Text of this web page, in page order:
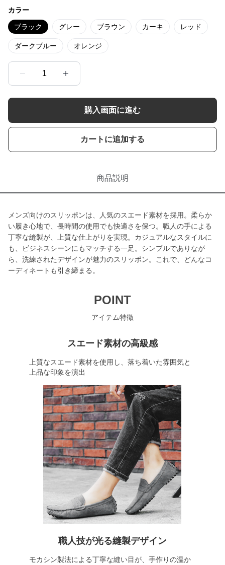
カラー
ブラック グレー ブラウン カーキ レッド
ダークブルー オレンジ
1
購入画面に進む
カートに追加する
商品説明
メンズ向けのスリッポンは、人気のスエード素材を採用。柔らか
い履き心地で、長時間の使用でも快適さを保つ。職人の手による
丁寧な縫製が、上質な仕上がりを実現。カジュアルなスタイルに
も、ビジネスシーンにもマッチする一足。シンプルでありなが
ら、洗練されたデザインが魅力のスリッポン。これで、どんなコ
ーディネートも引き締まる。
POINT
アイテム特徴
スエード素材の高級感
上質なスエード素材を使用し、落ち着いた雰囲気と
上品な印象を演出
職人技が光る縫製デザイン
モカシン製法による丁寧な縫い目が、手作りの温か